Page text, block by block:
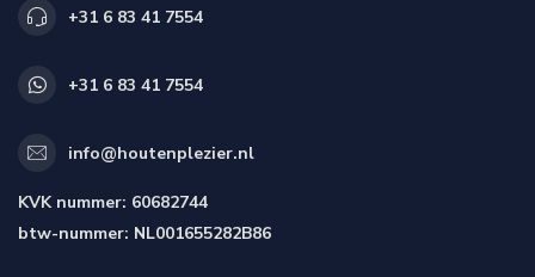
+31 6 83 41 7554
+31 6 83 41 7554
info@houtenplezier.nl
KVK nummer: 60682744
btw-nummer: NL001655282B86